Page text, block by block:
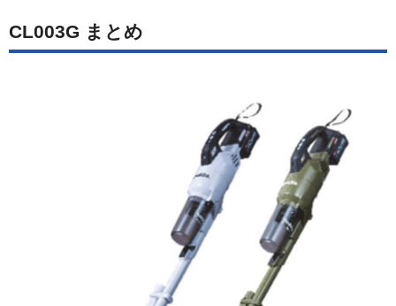
CL003G まとめ